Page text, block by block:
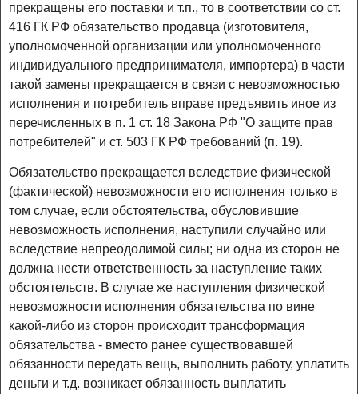
прекращены его поставки и т.п., то в соответствии со ст.
416 ГК РФ обязательство продавца (изготовителя,
уполномоченной организации или уполномоченного
индивидуального предпринимателя, импортера) в части
такой замены прекращается в связи с невозможностью
исполнения и потребитель вправе предъявить иное из
перечисленных в п. 1 ст. 18 Закона РФ "О защите прав
потребителей" и ст. 503 ГК РФ требований (п. 19).
Обязательство прекращается вследствие физической
(фактической) невозможности его исполнения только в
том случае, если обстоятельства, обусловившие
невозможность исполнения, наступили случайно или
вследствие непреодолимой силы; ни одна из сторон не
должна нести ответственность за наступление таких
обстоятельств. В случае же наступления физической
невозможности исполнения обязательства по вине
какой-либо из сторон происходит трансформация
обязательства - вместо ранее существовавшей
обязанности передать вещь, выполнить работу, уплатить
деньги и т.д. возникает обязанность выплатить